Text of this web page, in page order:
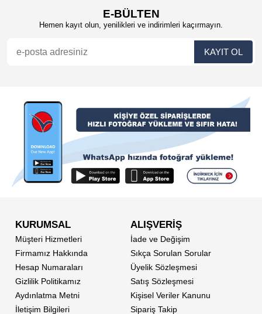
E-BÜLTEN
Hemen kayıt olun, yenilikleri ve indirimleri kaçırmayın.
KURUMSAL
Müşteri Hizmetleri
Firmamız Hakkında
Hesap Numaraları
Gizlilik Politikamız
Aydınlatma Metni
İletişim Bilgileri
ALIŞVERİŞ
İade ve Değişim
Sıkça Sorulan Sorular
Üyelik Sözleşmesi
Satış Sözleşmesi
Kişisel Veriler Kanunu
Sipariş Takip